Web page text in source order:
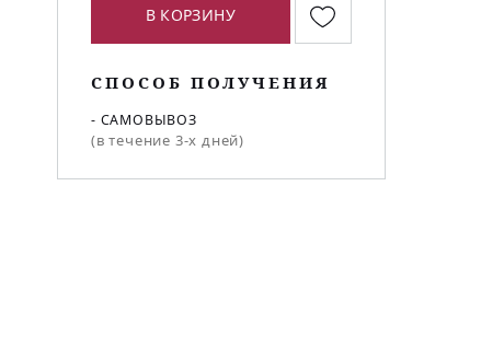
В КОРЗИНУ
СПОСОБ ПОЛУЧЕНИЯ
- САМОВЫВОЗ
(в течение 3-х дней)